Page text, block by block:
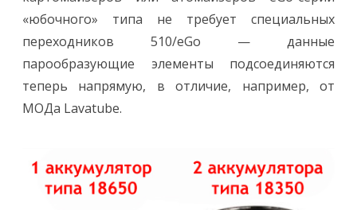
«юбочного» типа не требует специальных
переходников 510/eGo — данные
парообразующие элементы подсоединяются
теперь напрямую, в отличие, например, от
МОДа Lavatube.